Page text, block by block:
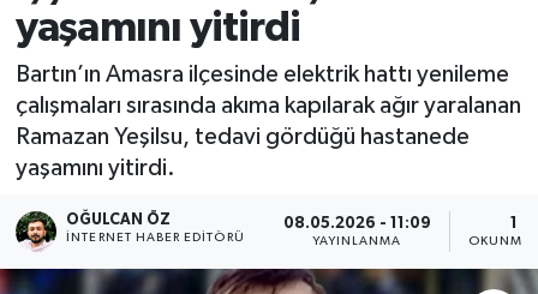
yaşamını yitirdi
Bartın’ın Amasra ilçesinde elektrik hattı yenileme
çalışmaları sırasında akıma kapılarak ağır yaralanan
Ramazan Yeşilsu, tedavi gördüğü hastanede
yaşamını yitirdi.
OĞULCAN ÖZ
İNTERNET HABER EDITÖRÜ
08.05.2026 - 11:09
YAYINLANMA
1
OKUNMA
Asayiş
Bartın
Karabük
Devrek
Bolu
Son Dakika Haberleri
Haber Arşivi